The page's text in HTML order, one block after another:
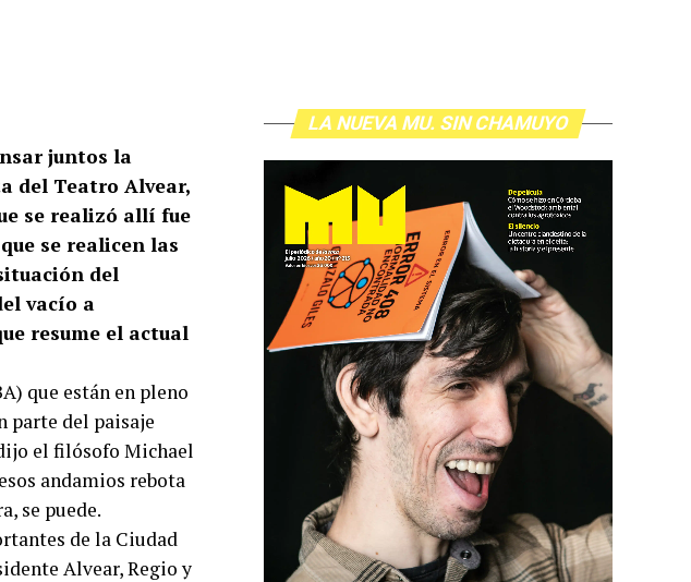
juntos la
del Teatro Alvear,
se realizó allí fue
se realicen las
del
vacío a
resume el actual
que están en pleno
parte del paisaje
el filósofo Michael
andamios rebota
se puede.
de la Ciudad
Alvear, Regio y
LA NUEVA MU. SIN CHAMUYO